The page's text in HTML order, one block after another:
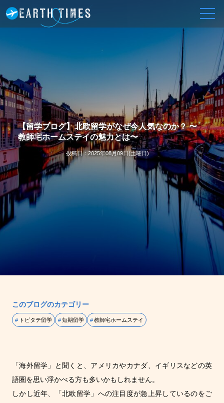
【留学ブログ】北欧留学がなぜ今人気なのか？ 〜
教師宅ホームステイの魅力とは〜
投稿日：2025年08月09日(土曜日)
このブログのカテゴリー
トビタテ留学 短期留学 教師宅ホームステイ
「海外留学」と聞くと、アメリカやカナダ、イギリスなどの英
語圏を思い浮かべる方も多いかもしれません。
しかし近年、「北欧留学」への注目度が急上昇しているのをご